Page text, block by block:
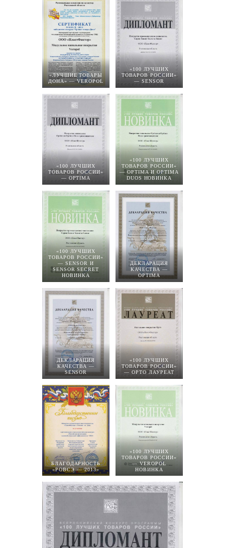
«ЛУЧШИЕ ТОВАРЫ
ДОНА» — VEROPOL
«100 ЛУЧШИХ
ТОВАРОВ РОССИИ»
— SENSOR
«100 ЛУЧШИХ
ТОВАРОВ РОССИИ»
— OPTIMA
«100 ЛУЧШИХ
ТОВАРОВ РОССИИ»
— OPTIMA И OPTIMA
DUOS НОВИНКА
«100 ЛУЧШИХ
ТОВАРОВ РОССИИ»
— SENSOR И
SENSOR SECRET
НОВИНКА
ДЕКЛАРАЦИЯ
КАЧЕСТВА —
OPTIMA
ДЕКЛАРАЦИЯ
КАЧЕСТВА —
SENSOR
«100 ЛУЧШИХ
ТОВАРОВ РОССИИ»
— ОРТО ЛАУРЕАТ
БЛАГОДАРНОСТЬ
«РОВСЭ — 2013»
«100 ЛУЧШИХ
ТОВАРОВ РОССИИ»
— VEROPOL
НОВИНКА